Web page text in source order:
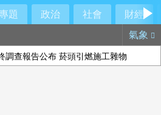
題 政治 社會
財經
氣象
調查報告公布 菸頭引燃施工雜物